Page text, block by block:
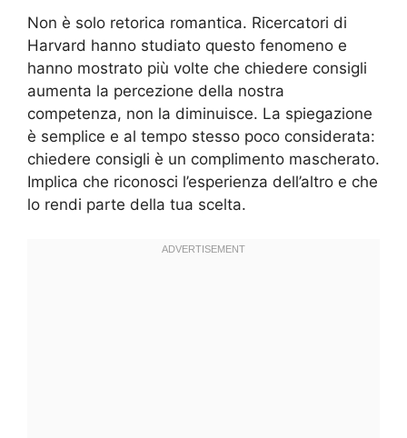
Non è solo retorica romantica. Ricercatori di
Harvard hanno studiato questo fenomeno e
hanno mostrato più volte che chiedere consigli
aumenta la percezione della nostra
competenza, non la diminuisce. La spiegazione
è semplice e al tempo stesso poco considerata:
chiedere consigli è un complimento mascherato.
Implica che riconosci l’esperienza dell’altro e che
lo rendi parte della tua scelta.